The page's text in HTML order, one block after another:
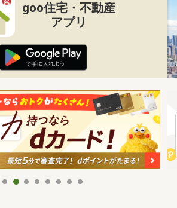
goo住宅・不動産
アプリ